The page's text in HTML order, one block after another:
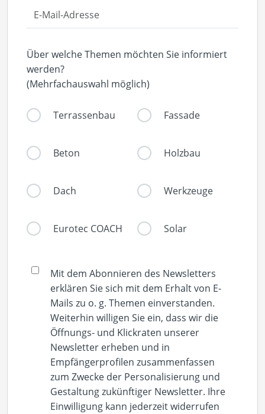
Über welche Themen möchten Sie informiert
werden?
(Mehrfachauswahl möglich)
Terrassenbau Fassade
Beton Holzbau
Dach Werkzeuge
Eurotec COACH Solar
Mit dem Abonnieren des Newsletters
erklären Sie sich mit dem Erhalt von E-
Mails zu o. g. Themen einverstanden.
Weiterhin willigen Sie ein, dass wir die
Öffnungs- und Klickraten unserer
Newsletter erheben und in
Empfängerprofilen zusammenfassen
zum Zwecke der Personalisierung und
Gestaltung zukünftiger Newsletter. Ihre
Einwilligung kann jederzeit widerrufen